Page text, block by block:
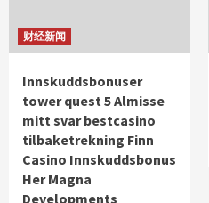
财经新闻
Innskuddsbonuser
tower quest 5 Almisse
mitt svar bestcasino
tilbaketrekning Finn
Casino Innskuddsbonus
Her Magna
Developments